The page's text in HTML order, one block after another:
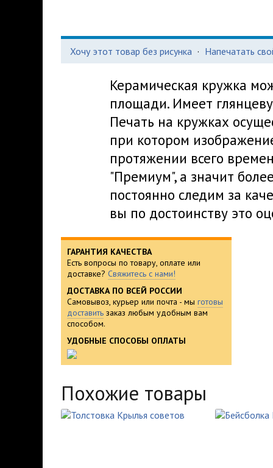
Хочу этот товар без рисунка · Напечатать
Керамическая кружка
площади. Имеет
Печать на кружках
при котором
протяжении всего
"Премиум", а значит
постоянно следим за
вы по достоинству это
ГАРАНТИЯ КАЧЕСТВА
Есть вопросы по товару, оплате или
доставке? Свяжитесь с нами!
ДОСТАВКА ПО ВСЕЙ РОССИИ
Самовывоз, курьер или почта - мы готовы
доставить заказ любым удобным вам
способом.
УДОБНЫЕ СПОСОБЫ ОПЛАТЫ
Похожие товары